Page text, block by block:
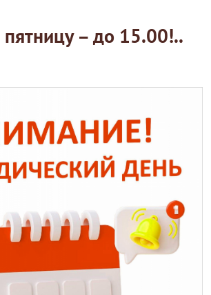
– до 15.00!..